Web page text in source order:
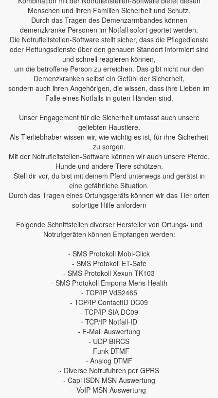
Menschen und ihren Familien Sicherheit und Schutz.
Durch das Tragen des Demenzarmbandes können
demenzkranke Personen im Notfall sofort geortet werden.
Die Notrufleitstellen-Software stellt sicher, dass die Pflegedienste
oder Rettungsdienste über den genauen Standort informiert sind
und schnell reagieren können,
um die betroffene Person zu erreichen. Das gibt nicht nur den
Demenzkranken selbst ein Gefühl der Sicherheit,
sondern auch ihren Angehörigen, die wissen, dass ihre Lieben im
Falle eines Notfalls in guten Händen sind.
Unser Engagement für die Sicherheit umfasst auch unsere
geliebten Haustiere.
Als Tierliebhaber wissen wir, wie wichtig es ist, für ihre Sicherheit
zu sorgen.
Mit der Notrufleitstellen-Software können wir auch unsere Pferde,
Hunde und andere Tiere schützen.
Stell dir vor, du bist mit deinem Pferd unterwegs und gerätst in
eine gefährliche Situation.
Durch das Tragen eines Ortungsgeräts können wir das Tier orten
sofortige Hilfe anfordern
Folgende Schnittstellen diverser Hersteller von Ortungs- und
Notrufgeräten können Empfangen werden:
- SMS Protokoll Mobi-Click
- SMS Protokoll ET-Safe
- SMS Protokoll Xexun TK103
- SMS Protokoll Emporia Mens Health
- TCP/IP VdS2465
- TCP/IP ContactID DC09
- TCP/IP SIA DC09
- TCP/IP Notfall-ID
- E-Mail Auswertung
- UDP BIRCS
- Funk DTMF
- Analog DTMF
- Diverse Notrufuhren per GPRS
- Capi ISDN MSN Auswertung
- VoIP MSN Auswertung